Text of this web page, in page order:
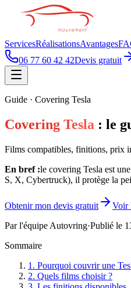
ServicesRéalisationsAvantages
06 77 60 42 42Devis gratuit
Guide · Covering Tesla
Covering Tesla : le
Films compatibles, finitions, prix
En bref :le covering Tesla est
S, X, Cybertruck), il protège la
Obtenir mon devis gratuit
Voir
Par l'équipe Autovring·Publié le
Sommaire
1 . Pourquoi couvrir une
2. Quels films choisir ?